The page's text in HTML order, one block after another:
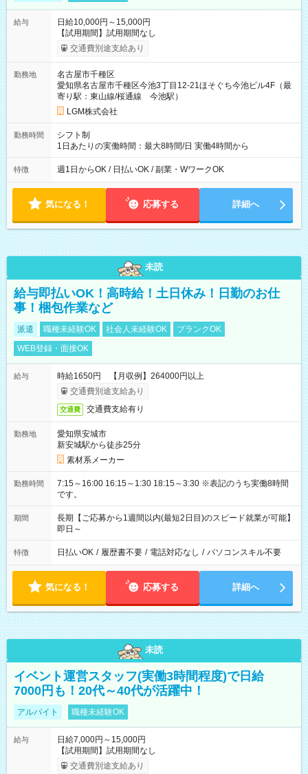
給与
日給10,000円～15,000円
【試用期間】試用期間なし
交通費別途支給あり
勤務地
名古屋市千種区
愛知県名古屋市千種区今池3丁目12-21ほそぐち今池ビル4F（最
寄り駅：東山線/桜通線 今池駅）
LGM株式会社
勤務時間
シフト制
1日あたりの実働時間：最大8時間/日 実働4時間から
特徴 週1日からOK / 日払いOK / 副業・WワークOK
気になる！ 応募する 詳細へ
未読
給与即払いOK！高時給！土日休み！日勤のお仕
事！梱包作業など
派遣 職種未経験OK 社会人未経験OK
ブランクOK
WEB登録・面接OK
給与
時給1650円 【月収例】264000円以上
交通費別途支給あり
交通費 交通費支給有り
勤務地
愛知県安城市
新安城駅から徒歩25分
素材系メーカー
勤務時間
7:15～16:00 16:15～1:30 18:15～3:30 ※表記のうち実働8時間
です。
期間
長期【ご応募から1週間以内(最短2日目)のスピード就業が可能】
即日～
特徴 日払いOK / 履歴書不要 / 電話対応なし / パソコンスキル不要
気になる！ 応募する 詳細へ
未読
イベント運営スタッフ(実働3時間程度)で日給
7000円も！20代～40代が活躍中！
アルバイト 職種未経験OK
給与
日給7,000円～15,000円
【試用期間】試用期間なし
交通費別途支給あり